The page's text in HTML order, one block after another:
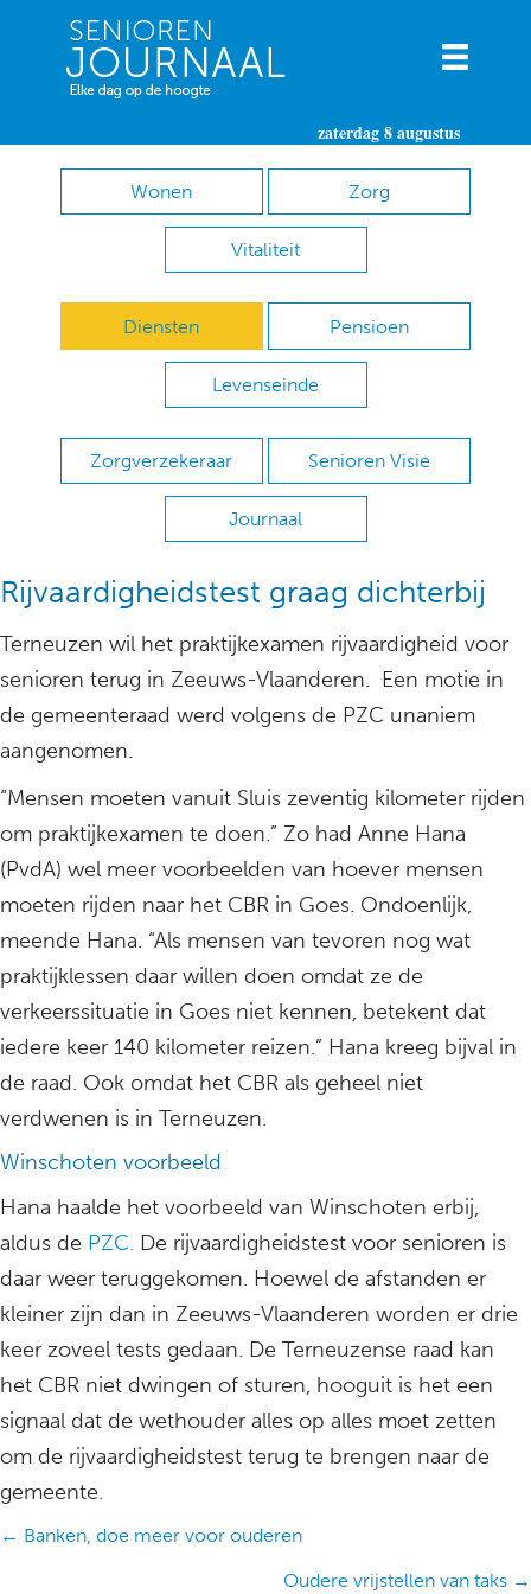
zaterdag 8 augustus
Wonen Zorg
Vitaliteit
Diensten Pensioen
Levenseinde
Zorgverzekeraar Senioren Visie
Journaal
Rijvaardigheidstest graag dichterbij
Terneuzen wil het praktijkexamen rijvaardigheid voor
senioren terug in Zeeuws-Vlaanderen. Een motie in
de gemeenteraad werd volgens de PZC unaniem
aangenomen.
“Mensen moeten vanuit Sluis zeventig kilometer rijden
om praktijkexamen te doen.” Zo had Anne Hana
(PvdA) wel meer voorbeelden van hoever mensen
moeten rijden naar het CBR in Goes. Ondoenlijk,
meende Hana. “Als mensen van tevoren nog wat
praktijklessen daar willen doen omdat ze de
verkeerssituatie in Goes niet kennen, betekent dat
iedere keer 140 kilometer reizen.” Hana kreeg bijval in
de raad. Ook omdat het CBR als geheel niet
verdwenen is in Terneuzen.
Winschoten voorbeeld
Hana haalde het voorbeeld van Winschoten erbij,
aldus de PZC. De rijvaardigheidstest voor senioren is
daar weer teruggekomen. Hoewel de afstanden er
kleiner zijn dan in Zeeuws-Vlaanderen worden er drie
keer zoveel tests gedaan. De Terneuzense raad kan
het CBR niet dwingen of sturen, hooguit is het een
signaal dat de wethouder alles op alles moet zetten
om de rijvaardigheidstest terug te brengen naar de
gemeente.
Posts
← Banken, doe meer voor ouderen
Oudere vrijstellen van taks →